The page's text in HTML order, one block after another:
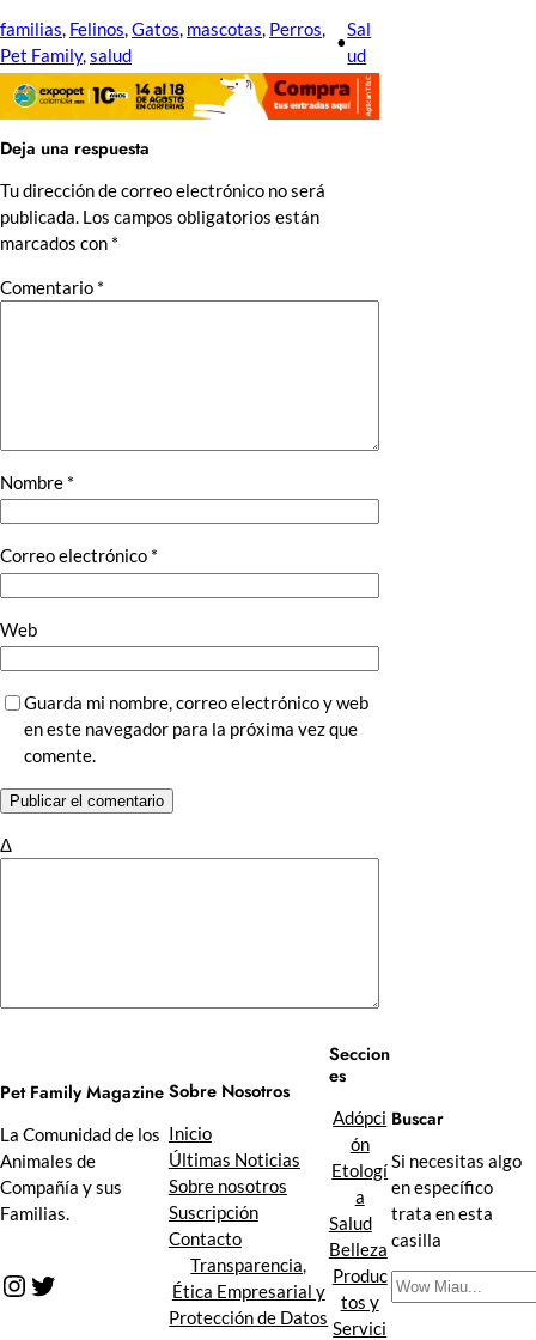
familias, Felinos, Gatos, mascotas, Perros
Pet Family, salud
•
Sal
ud
Deja una respuesta
Tu dirección de correo electrónico no será
publicada. Los campos obligatorios están
marcados con *
Comentario *
Nombre *
Correo electrónico *
Web
Guarda mi nombre, correo electrónico y web
en este navegador para la próxima vez que
comente.
Δ
Pet Family Magazine
La Comunidad de los
Animales de
Compañía y sus
Familias.
Instagram Twitter
Sobre Nosotros
Inicio
Últimas Noticias
Sobre nosotros
Suscripción
Contacto
Transparencia,
Ética Empresarial y
Protección de Datos
Seccion
es
Adópci
ón
Etologí
a
Salud
Belleza
Produc
tos y
Servici
Buscar
Si necesitas algo
en específico
trata en esta
casilla
B
u